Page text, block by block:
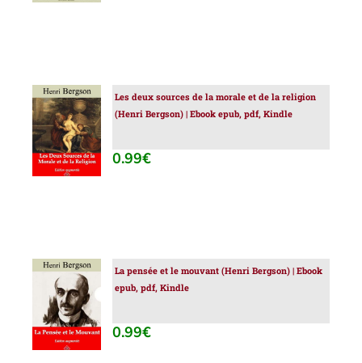
AJOUTER
AU
PANIER
/
DÉTAILS
Les deux sources de la morale et de la religion
(Henri Bergson) | Ebook epub, pdf, Kindle
0.99€
AJOUTER
AU
PANIER
/
DÉTAILS
La pensée et le mouvant (Henri Bergson) | Ebook
epub, pdf, Kindle
0.99€